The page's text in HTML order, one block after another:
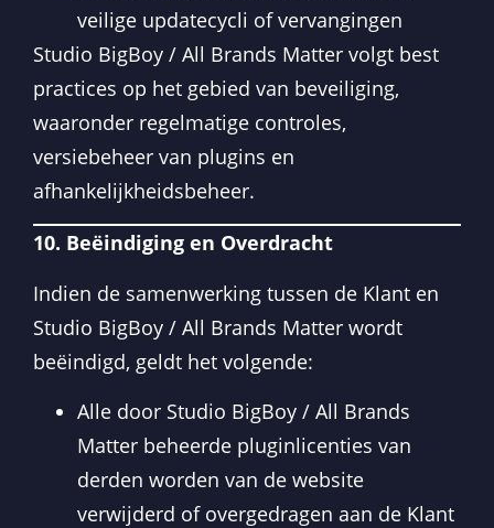
veilige updatecycli of vervangingen
Studio BigBoy / All Brands Matter volgt best
practices op het gebied van beveiliging,
waaronder regelmatige controles,
versiebeheer van plugins en
afhankelijkheidsbeheer.
10. Beëindiging en Overdracht
Indien de samenwerking tussen de Klant en
Studio BigBoy / All Brands Matter wordt
beëindigd, geldt het volgende:
Alle door Studio BigBoy / All Brands
Matter beheerde pluginlicenties van
derden worden van de website
verwijderd of overgedragen aan de Klant